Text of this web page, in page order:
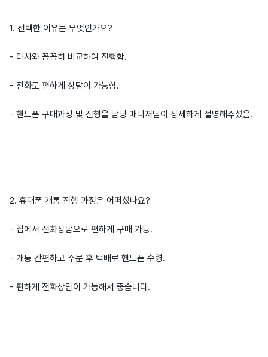
1. 선택한 이유는 무엇인가요?
- 타사와 꼼꼼히 비교하여 진행함.
- 전화로 편하게 상담이 가능함.
- 핸드폰 구매과정 및 진행을 담당 매니저님이 상세하게 설명해주셨음.
2. 휴대폰 개통 진행 과정은 어떠셨나요?
- 집에서 전화상담으로 편하게 구매 가능.
- 개통 간편하고 주문 후 택배로 핸드폰 수령.
- 편하게 전화상담이 가능해서 좋습니다.